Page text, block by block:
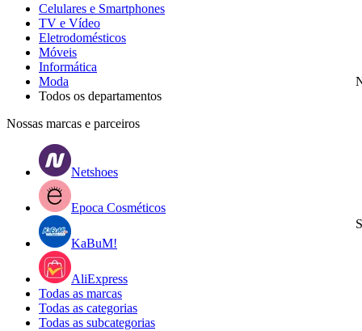
Celulares e Smartphones
TV e Vídeo
Eletrodomésticos
Móveis
Informática
Moda
Todos os departamentos
Nossas marcas e parceiros
Netshoes
Epoca Cosméticos
KaBuM!
AliExpress
Todas as marcas
Todas as categorias
Todas as subcategorias